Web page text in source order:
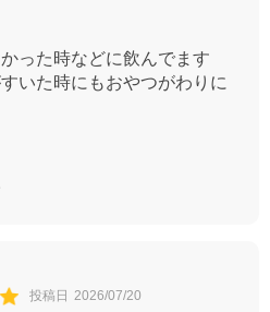
った時などに飲んでます
いた時にもおやつがわりに
投稿日 2026/07/20